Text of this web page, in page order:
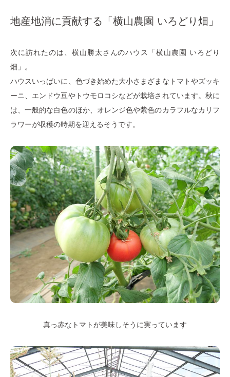
地産地消に貢献する「横山農園 いろどり畑」
次に訪れたのは、横山勝太さんのハウス「横山農園 いろどり
畑」。
ハウスいっぱいに、色づき始めた大小さまざまなトマトやズッキ
ーニ、エンドウ豆やトウモロコシなどが栽培されています。秋に
は、一般的な白色のほか、オレンジ色や紫色のカラフルなカリフ
ラワーが収穫の時期を迎えるそうです。
真っ赤なトマトが美味しそうに実っています